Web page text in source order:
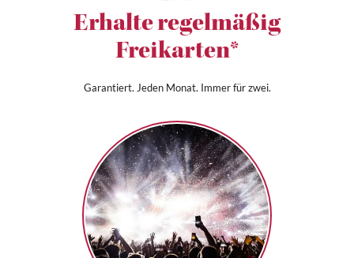
Erhalte regelmäßig
Freikarten*
Garantiert. Jeden Monat. Immer für zwei.